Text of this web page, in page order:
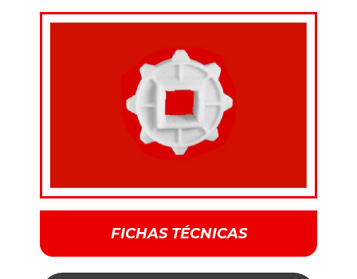
FICHAS TÉCNICAS